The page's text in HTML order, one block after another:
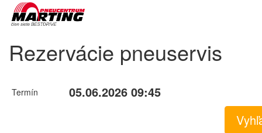
Rezervácie pneuservis
Termín 05.06.2026 09:45